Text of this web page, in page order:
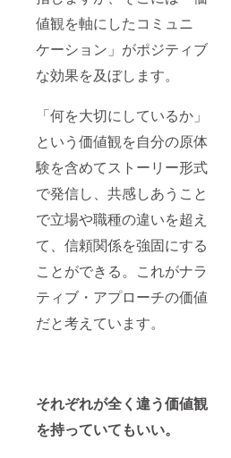
値観を軸にしたコミュニ
ケーション」がポジティブ
な効果を及ぼします。
「何を大切にしているか」
という価値観を自分の原体
験を含めてストーリー形式
で発信し、共感しあうこと
で立場や職種の違いを超え
て、信頼関係を強固にする
ことができる。これがナラ
ティブ・アプローチの価値
だと考えています。
それぞれが全く違う価値観
を持っていてもいい。